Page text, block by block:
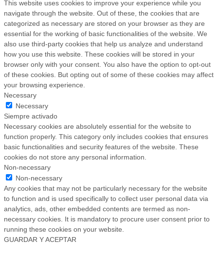
This website uses cookies to improve your experience while you
navigate through the website. Out of these, the cookies that are
categorized as necessary are stored on your browser as they are
essential for the working of basic functionalities of the website. We
also use third-party cookies that help us analyze and understand
how you use this website. These cookies will be stored in your
browser only with your consent. You also have the option to opt-out
of these cookies. But opting out of some of these cookies may affect
your browsing experience.
Necessary
Necessary
Siempre activado
Necessary cookies are absolutely essential for the website to
function properly. This category only includes cookies that ensures
basic functionalities and security features of the website. These
cookies do not store any personal information.
Non-necessary
Non-necessary
Any cookies that may not be particularly necessary for the website
to function and is used specifically to collect user personal data via
analytics, ads, other embedded contents are termed as non-
necessary cookies. It is mandatory to procure user consent prior to
running these cookies on your website.
GUARDAR Y ACEPTAR